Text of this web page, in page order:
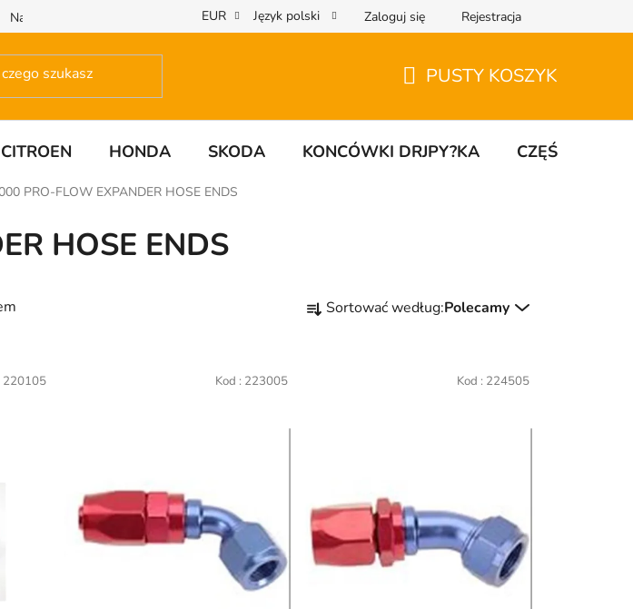
Napisz do nas EUR Język polski Zaloguj się Rejestracja
PUSTY KOSZYK
CITROEN HONDA SKODA KONCÓWKI DRJPY?KA CZĘŚCI
PRO-FLOW EXPANDER HOSE ENDS
HOSE ENDS
o
e
p
r
Sortować według:Polecamy
220105 Kod : 223005 Kod : 224505